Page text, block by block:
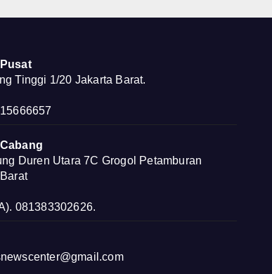
Tinggi 1/20 Jakarta Barat.
Duren Utara 7C Grogol Petamburan
081383302626.